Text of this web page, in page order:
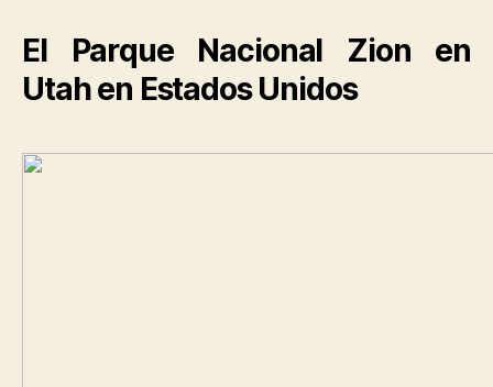
El Parque Nacional Zion en
Utah en Estados Unidos